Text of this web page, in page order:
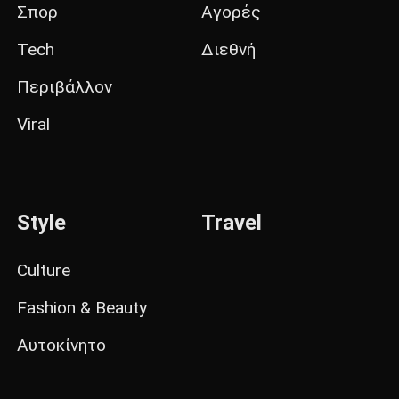
Σπορ
Tech
Περιβάλλον
Viral
Αγορές
Διεθνή
Style
Culture
Fashion & Beauty
Αυτοκίνητο
Travel